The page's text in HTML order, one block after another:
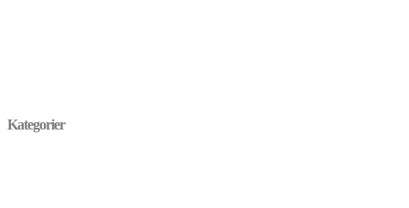
Kategorier